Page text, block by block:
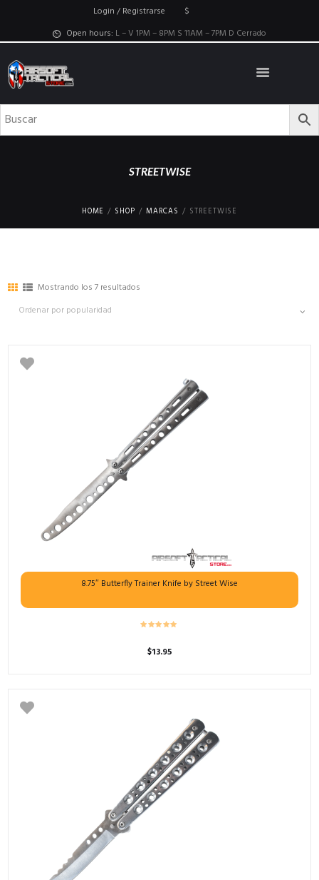
Login / Registrarse
$
Open hours: L – V 1PM – 8PM S 11AM – 7PM D Cerrado
STREETWISE
HOME SHOP MARCAS STREETWISE
Mostrando los 7 resultados
8.75″ Butterfly Trainer Knife by Street Wise
$13.95